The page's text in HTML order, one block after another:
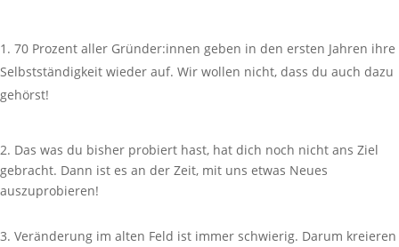
70 Prozent aller Gründer:innen geben in den ersten Jahren ihre
Selbstständigkeit wieder auf. Wir wollen nicht, dass du auch dazu
gehörst!
2. Das was du bisher probiert hast, hat dich noch nicht ans Ziel
gebracht. Dann ist es an der Zeit, mit uns etwas Neues
auszuprobieren!
3. Veränderung im alten Feld ist immer schwierig. Darum kreieren